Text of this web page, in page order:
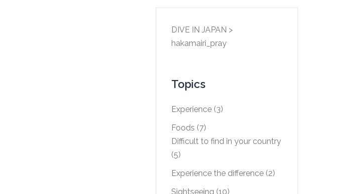
DIVE IN JAPAN >
hakamairi_pray
Topics
Experience (3)
Foods (7)
Difficult to find in your country
(5)
Experience the difference (2)
Sightseeing (10)